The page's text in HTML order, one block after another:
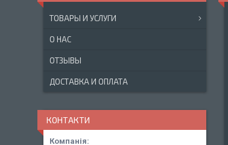
ТОВАРЫ И УСЛУГИ
О НАС
ОТЗЫВЫ
ДОСТАВКА И ОПЛАТА
КОНТАКТИ